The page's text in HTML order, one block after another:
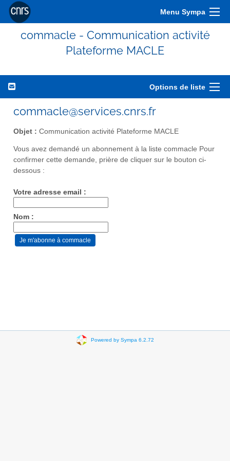
Menu Sympa
commacle - Communication activité
Plateforme MACLE
Options de liste
commacle@services.cnrs.fr
Objet : Communication activité Plateforme MACLE
Vous avez demandé un abonnement à la liste commacle Pour
confirmer cette demande, prière de cliquer sur le bouton ci-
dessous :
Votre adresse email :
Nom :
Powered by Sympa 6.2.72